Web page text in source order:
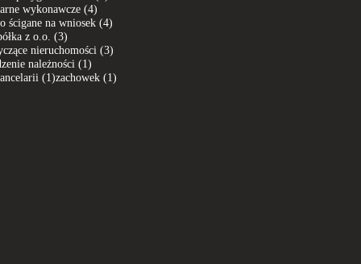
wykonawcze (4)4 posty
ścigane na wniosek (4)4 posty
z o.o. (3)3 posty
nieruchomości (3)
należności (1)1 post
(1)1 post
zachowek (1)